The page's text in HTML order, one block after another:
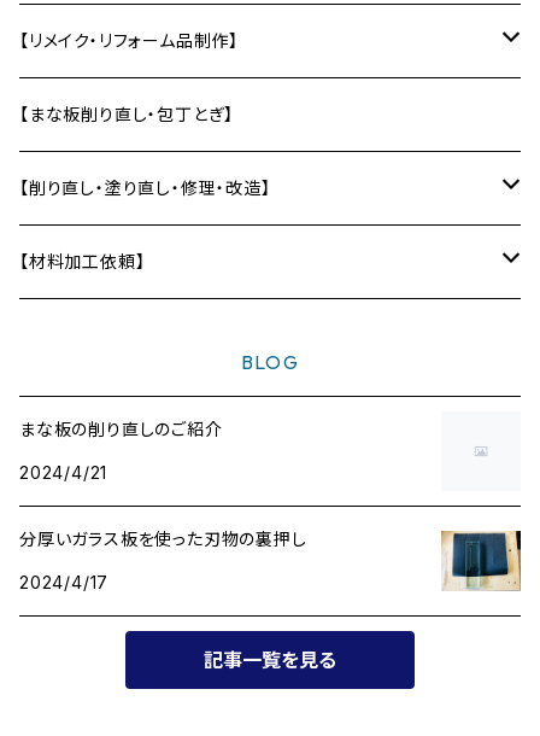
単管エンドキャップ
テーブル
差し板
オーディオラック
インシュレーター
自作スピーカー部材加工
ディフューザー
【リメイク・リフォーム品制作】
バットから制作
テーブルの削り直し・塗り直し
【まな板削り直し・包丁とぎ】
【削り直し・塗り直し・修理・改造】
テーブル
【材料加工依頼】
〜30,000円
BLOG
まな板の削り直しのご紹介
2024/4/21
分厚いガラス板を使った刃物の裏押し
2024/4/17
記事一覧を見る